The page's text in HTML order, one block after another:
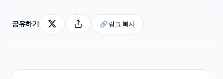
공유하기 🔗 링크 복사